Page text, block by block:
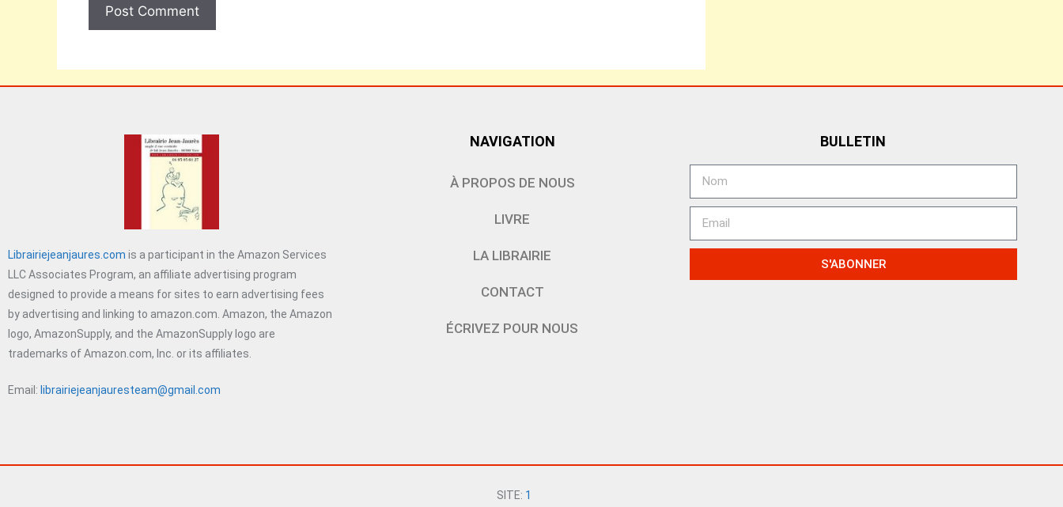
Librairiejeanjaures.com is a participant in the Amazon Services
LLC Associates Program, an affiliate advertising program
designed to provide a means for sites to earn advertising fees
by advertising and linking to amazon.com. Amazon, the Amazon
logo, AmazonSupply, and the AmazonSupply logo are
trademarks of Amazon.com, Inc. or its affiliates.
Email: librairiejeanjauresteam@gmail.com
NAVIGATION
À PROPOS DE NOUS
LIVRE
LA LIBRAIRIE
CONTACT
ÉCRIVEZ POUR NOUS
BULLETIN
S'ABONNER
SITE: 1